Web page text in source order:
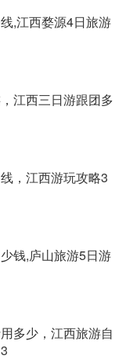
,江西婺源4日旅游
江西三日游跟团多
，江西游玩攻略3
钱,庐山旅游5日游
多少，江西旅游自